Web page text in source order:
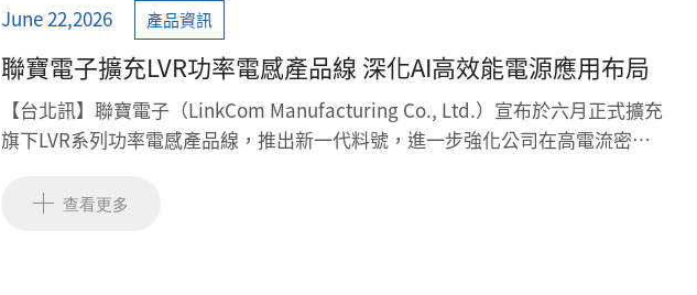
June 22,2026 產品資訊
聯寶電子擴充LVR功率電感產品線 深化AI高效能電源應用布局
【台北訊】聯寶電子（LinkCom Manufacturing Co., Ltd.）宣布於六月正式擴充
旗下LVR系列功率電感產品線，推出新一代料號，進一步強化公司在高電流密度
成長的需求。
查看更多